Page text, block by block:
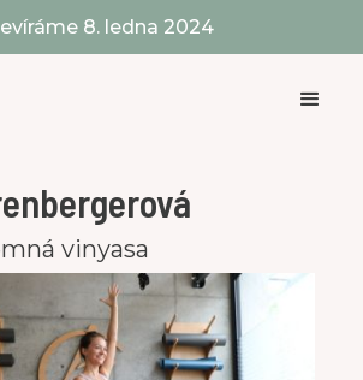
8. ledna 2024
vinyasa